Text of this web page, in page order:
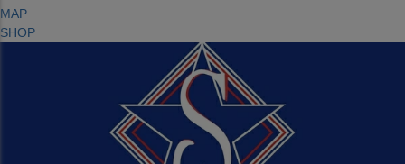
MAP
SHOP